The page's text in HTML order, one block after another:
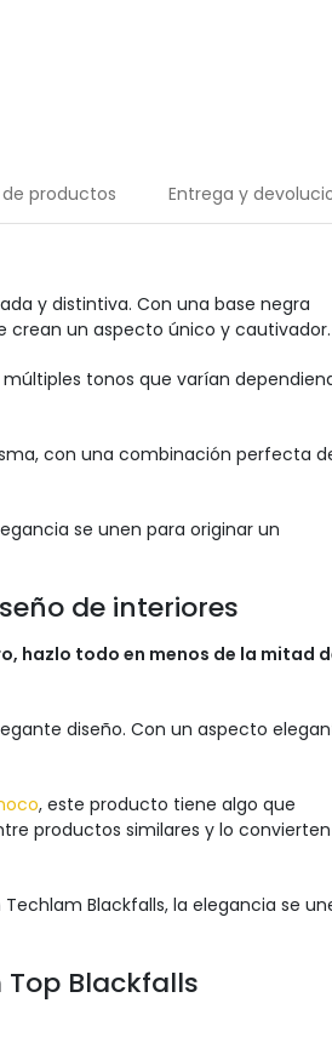
de productos Entrega y
y distintiva. Con una base negra
crean un aspecto único y cautivador.
tonos que varían
con una combinación perfecta
se unen para originar un
de interiores
hazlo todo en menos de la mitad
diseño. Con un aspecto
, este producto tiene algo que
productos similares y lo convierten
Blackfalls, la elegancia se
Blackfalls